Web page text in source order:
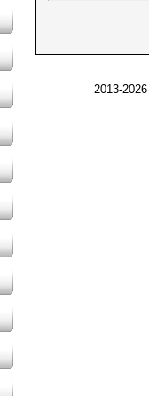
2013-